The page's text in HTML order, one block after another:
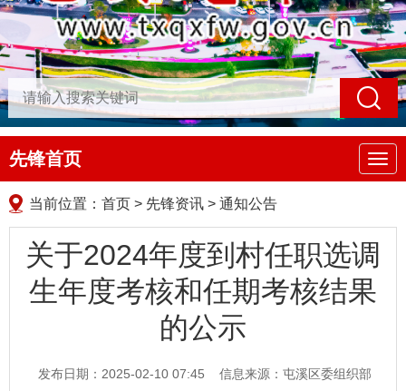
导
航
先锋首页
当前位置： 首页 > 先锋资讯 > 通知公告
关于2024年度到村任职选调
生年度考核和任期考核结果
的公示
发布日期：2025-02-10 07:45
信息来源：屯溪区委组织部